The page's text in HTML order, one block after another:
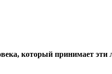
который принимает